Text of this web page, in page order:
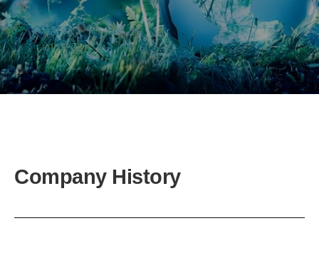
Company History